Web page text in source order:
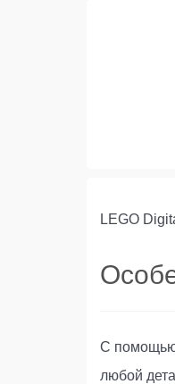
LEGO
С помощью
любой